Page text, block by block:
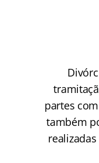
partes
também